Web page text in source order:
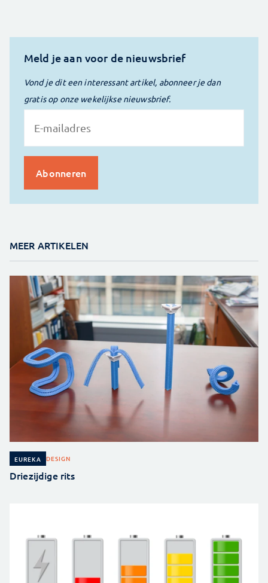
Meld je aan voor de nieuwsbrief
Vond je dit een interessant artikel, abonneer je dan
gratis op onze wekelijkse nieuwsbrief.
MEER ARTIKELEN
EUREKA DESIGN
Driezijdige rits